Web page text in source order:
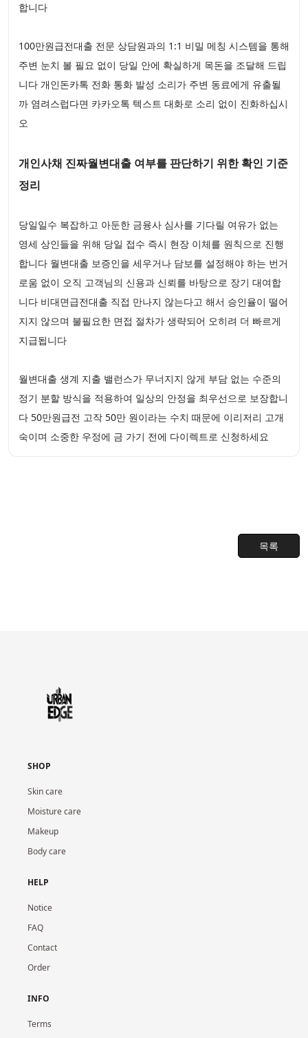
합니다
100만원급전대출 전문 상담원과의 1:1 비밀 메칭 시스템을 통해
주변 눈치 볼 필요 없이 당일 안에 확실하게 목돈을 조달해 드립
니다 개인돈카톡 전화 통화 발성 소리가 주변 동료에게 유출될
까 염려스럽다면 카카오톡 텍스트 대화로 소리 없이 진화하십시
오
개인사채 진짜월변대출 여부를 판단하기 위한 확인 기준
정리
당일일수 복잡하고 아둔한 금융사 심사를 기다릴 여유가 없는
영세 상인들을 위해 당일 접수 즉시 현장 이체를 원칙으로 진행
합니다 월변대출 보증인을 세우거나 담보를 설정해야 하는 번거
로움 없이 오직 고객님의 신용과 신뢰를 바탕으로 장기 대여합
니다 비대면급전대출 직접 만나지 않는다고 해서 승인율이 떨어
지지 않으며 불필요한 면접 절차가 생략되어 오히려 더 빠르게
지급됩니다
월변대출 생계 지출 밸런스가 무너지지 않게 부담 없는 수준의
정기 분할 방식을 적용하여 일상의 안정을 최우선으로 보장합니
다 50만원급전 고작 50만 원이라는 수치 때문에 이리저리 고개
숙이며 소중한 우정에 금 가기 전에 다이렉트로 신청하세요
목록
SHOP
Skin care
Moisture care
Makeup
Body care
HELP
Notice
FAQ
Contact
Order
INFO
Terms